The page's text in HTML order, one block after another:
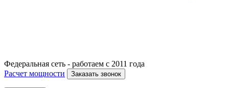
Федеральная сеть - работаем с 2011 года
Расчет мощности
Заказать звонок